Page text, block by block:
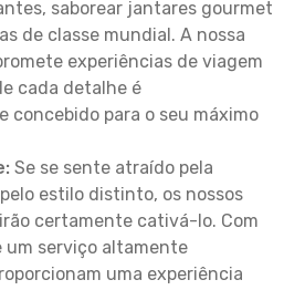
saborear jantares gourmet
de classe mundial. A nossa
experiências de viagem
cada detalhe é
concebido para o seu máximo
Se se sente atraído pela
estilo distinto, os nossos
certamente cativá-lo. Com
um serviço altamente
uma experiência